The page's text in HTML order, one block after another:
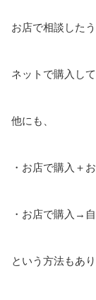
お店で相談した
ネットで購入し
他にも、
・お店で購入＋
・お店で購入→
という方法もあり